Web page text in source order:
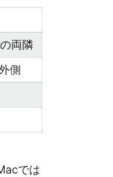
両隣
側
では